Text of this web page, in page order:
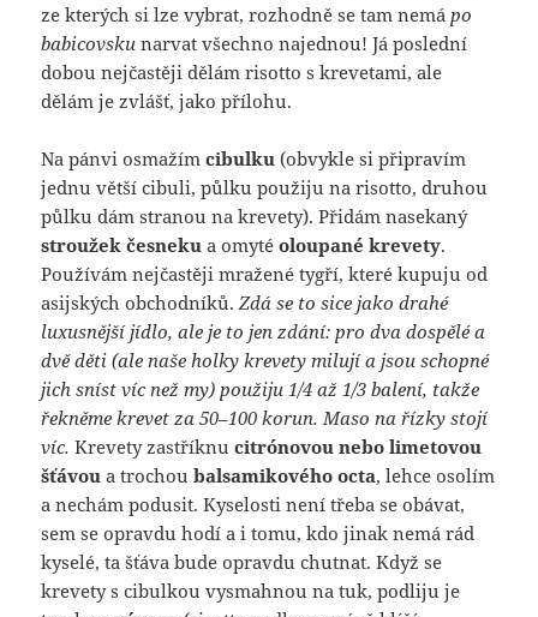
ze kterých si lze vybrat, rozhodně se tam nemápo
babicovsku narvat všechno najednou! Já poslední
dobou nejčastěji dělám risotto s krevetami, ale
dělám je zvlášť, jako přílohu.
Na pánvi osmažímcibulku (obvykle si připravím
jednu větší cibuli, půlku použiju na risotto, druhou
půlku dám stranou na krevety). Přidám nasekaný
stroužek česneku a omytéoloupané krevety.
Používám nejčastěji mražené tygří, které kupuju od
asijských obchodníků.Zdá se to sice jako drahé
luxusnější jídlo, ale je to jen zdání: pro dva dospělé a
dvě děti (ale naše holky krevety milují a jsou schopné
jich sníst víc než my) použiju 1/4 až 1/3 balení, takže
řekněme krevet za 50–100 korun. Maso na řízky stojí
víc. Krevety zastříknucitrónovou nebo limetovou
šťávou a trochoubalsamikového octa, lehce osolím
a nechám podusit. Kyselosti není třeba se obávat,
sem se opravdu hodí a i tomu, kdo jinak nemá rád
kyselé, ta šťáva bude opravdu chutnat. Když se
krevety s cibulkou vysmahnou na tuk, podliju je